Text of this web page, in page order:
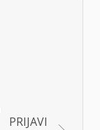
PRIJAVI